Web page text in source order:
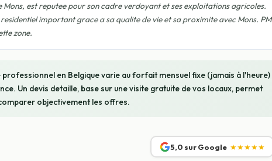
est reputee pour son cadre verdoyant et ses exploitations agricoles.
important grace a sa qualite de vie et sa proximite avec Mons. PM
zone.
en Belgique varie au forfait mensuel fixe (jamais à l'heure)
Un devis detaille, base sur une visite gratuite de vos locaux, permet
objectivement les offres.
5,0 sur Google ★★★★★